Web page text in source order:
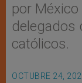
por
delegados
católicos.
OCTUBRE 24,